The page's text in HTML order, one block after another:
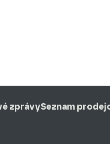
zprávySeznam